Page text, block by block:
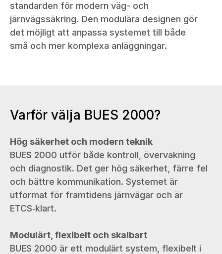
standarden för modern väg- och
järnvägssäkring. Den modulära designen gör
det möjligt att anpassa systemet till både
små och mer komplexa anläggningar.
Varför välja BUES 2000?
Hög säkerhet och modern teknik
BUES 2000 utför både kontroll, övervakning
och diagnostik. Det ger hög säkerhet, färre fel
och bättre kommunikation. Systemet är
utformat för framtidens järnvägar och är
ETCS‑klart.
Modulärt, flexibelt och skalbart
BUES 2000 är ett modulärt system, flexibelt i